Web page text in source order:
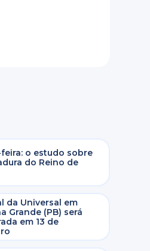
o estudo sobre
do Reino de
da Universal em
Grande (PB) será
em 13 de